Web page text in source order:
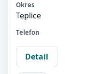
Okres
Teplice
Telefon
Detail